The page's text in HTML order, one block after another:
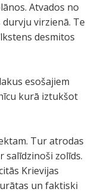
Atvados no
virzienā. Te
desmitos
esošajiem
kurā iztukšot
Tur atrodas
salīdzinoši zolīds.
Krievijas
un faktiski